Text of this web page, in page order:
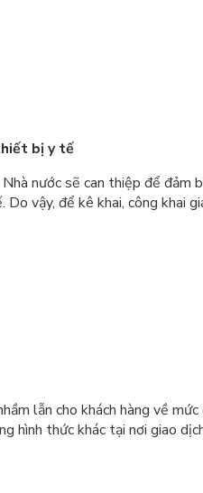
bị y tế
nước sẽ can thiệp để đảm
vậy, để kê khai, công khai
lẫn cho khách hàng về mức
hình thức khác tại nơi giao